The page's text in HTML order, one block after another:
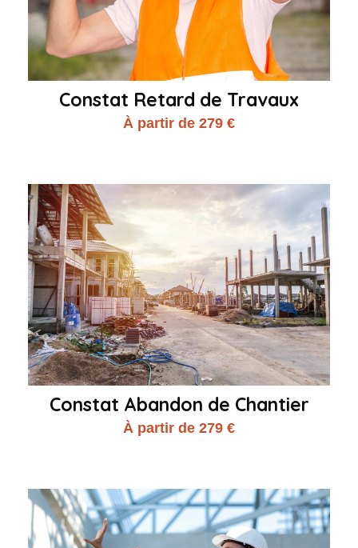
Constat Retard de Travaux
À partir de 279 €
Constat Abandon de Chantier
À partir de 279 €